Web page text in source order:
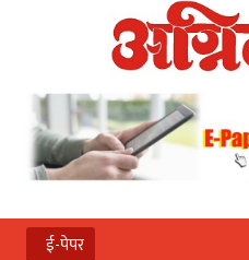
ई-पेपर